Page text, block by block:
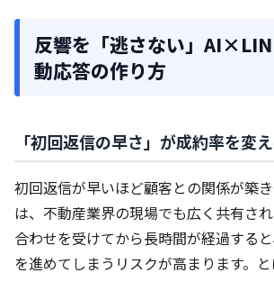
反響を「逃さない」
動応答の作り方
「初回返信の早さ」が成約率を変
初回返信が早いほど顧客との関係が築
は、不動産業界の現場でも広く共有さ
合わせを受けてから長時間が経過する
を進めてしまうリスクが高まります。